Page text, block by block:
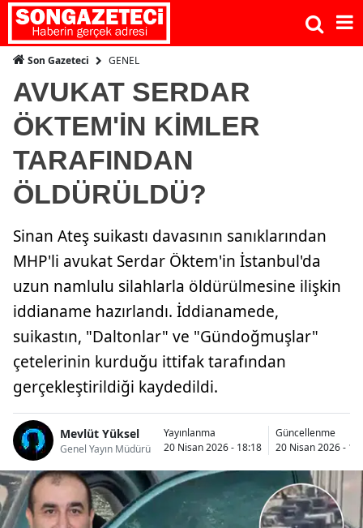
Son Gazeteci GENEL
AVUKAT SERDAR
ÖKTEM'İN KİMLER
TARAFINDAN
ÖLDÜRÜLDÜ?
Sinan Ateş suikastı davasının sanıklarından
MHP'li avukat Serdar Öktem'in İstanbul'da
uzun namlulu silahlarla öldürülmesine ilişkin
iddianame hazırlandı. İddianamede,
suikastın, "Daltonlar" ve "Gündoğmuşlar"
çetelerinin kurduğu ittifak tarafından
gerçekleştirildiği kaydedildi.
Mevlüt Yüksel
Genel Yayın Müdürü
Yayınlanma
20 Nisan 2026 - 18:18
Güncellenme
20 Nisan 2026 -